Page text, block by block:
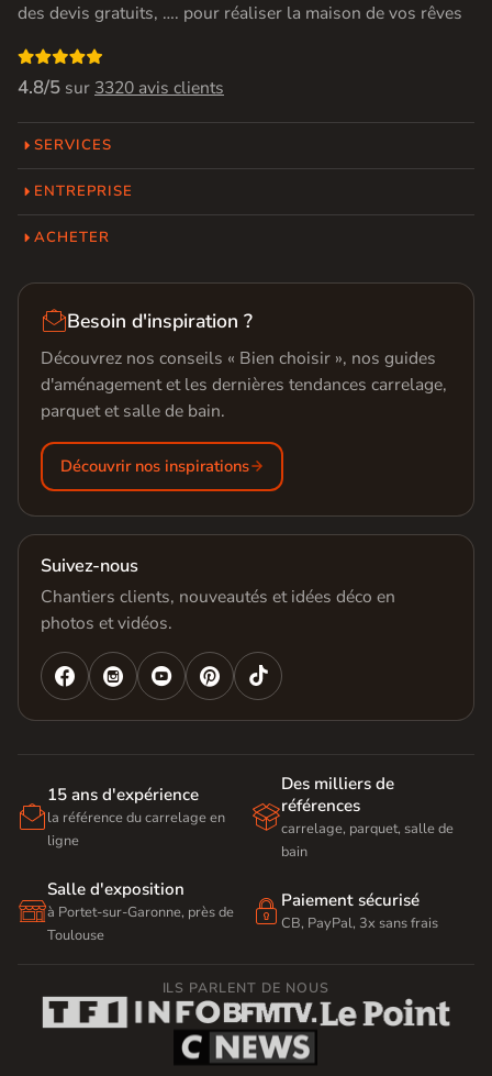
des devis gratuits, …. pour réaliser la maison de vos rêves

4.8/5 sur 3320 avis clients
SERVICES
ENTREPRISE
ACHETER
Besoin d'inspiration ?
Découvrez nos conseils « Bien choisir », nos guides
d'aménagement et les dernières tendances carrelage,
parquet et salle de bain.
Découvrir nos inspirations
Suivez-nous
Chantiers clients, nouveautés et idées déco en
photos et vidéos.
   

15 ans d'expérience
la référence du carrelage en
ligne

Des milliers de
références
carrelage, parquet, salle de
bain

Salle d'exposition
à Portet-sur-Garonne, près de
Toulouse
 Paiement sécurisé
CB, PayPal, 3x sans frais
ILS PARLENT DE NOUS